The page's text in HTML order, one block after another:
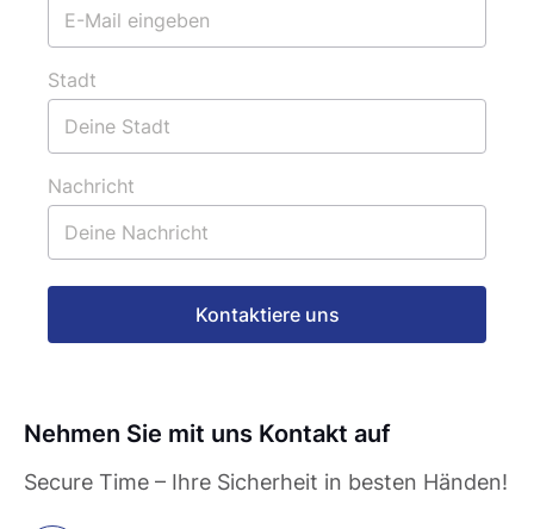
Nehmen Sie mit uns Kontakt auf
Secure Time – Ihre Sicherheit in besten Händen!
Stadt
Nachricht
Kontaktiere uns